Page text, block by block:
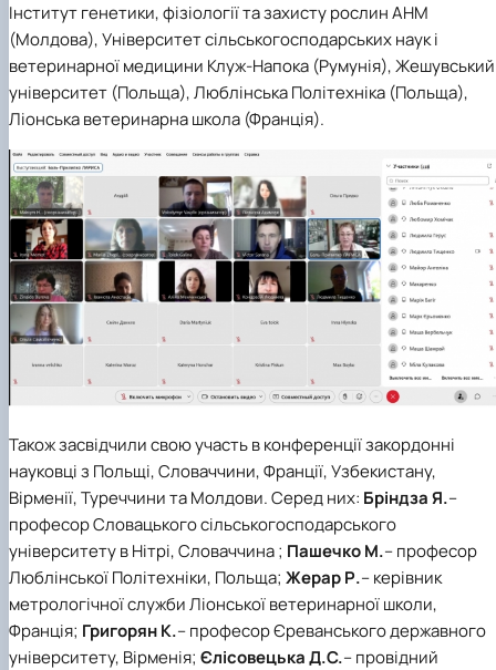
Інститут генетики, фізіології та захисту рослин АНМ
(Молдова), Університет сільськогосподарських наук і
ветеринарної медицини Клуж-Напока (Румунія), Жешувський
університет (Польща), Люблінська Політехніка (Польща),
Ліонська ветеринарна школа (Франція).
Також засвідчили свою участь в конференції закордонні
науковці з Польщі, Словаччини, Франції, Узбекистану,
Вірменії, Туреччини та Молдови. Серед них: Бріндза Я.–
професор Словацького сільськогосподарського
університету в Нітрі, Словаччина ; Пашечко М.– професор
Люблінської Політехніки, Польща; Жерар Р.– керівник
метрологічної служби Ліонської ветеринарної школи,
Франція; Григорян К.– професор Єреванського державного
університету, Вірменія; Єлісовецька Д.С.– провідний